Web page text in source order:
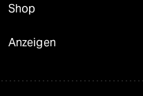
Shop
Anzeigen